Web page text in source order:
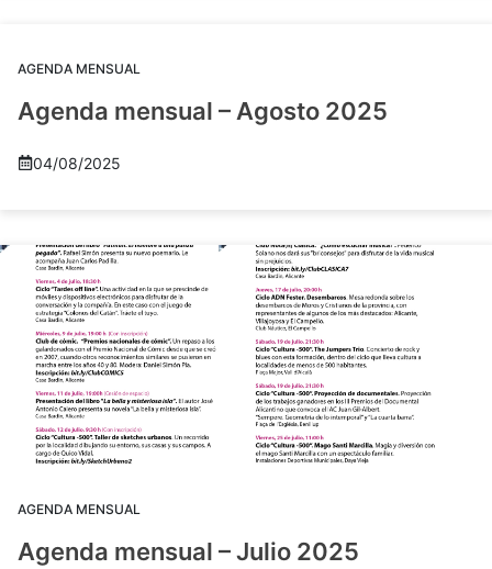
AGENDA MENSUAL
Agenda mensual – Agosto 2025
04/08/2025
AGENDA MENSUAL
Agenda mensual – Julio 2025